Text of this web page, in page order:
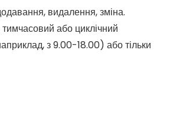
видалення, зміна.
або циклічний
з 9.00-18.00) або тільки